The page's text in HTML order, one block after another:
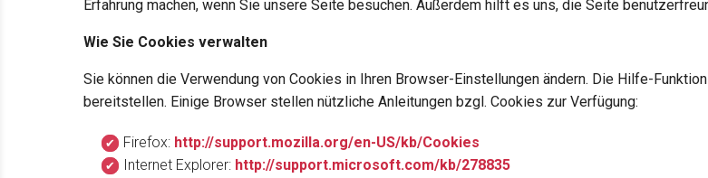
Erfahrung machen, wenn Sie unsere Seite besuchen. Außerdem hilft es uns, die Seite
Wie Sie Cookies verwalten
Sie können die Verwendung von Cookies in Ihren Browser-Einstellungen ändern. Die Hilfe-
bereitstellen. Einige Browser stellen nützliche Anleitungen bzgl. Cookies zur Verfügung:
Firefox: http://support.mozilla.org/en-US/kb/Cookies
Internet Explorer: http://support.microsoft.com/kb/278835